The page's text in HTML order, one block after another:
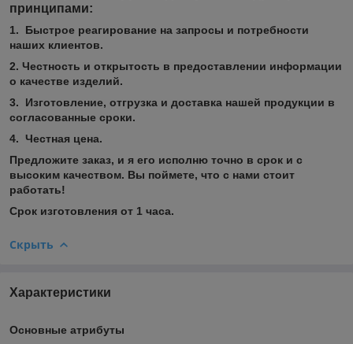
принципами:
1. Быстрое реагирование на запросы и потребности
наших клиентов.
2. Честность и открытость в предоставлении информации
о качестве изделий.
3. Изготовление, отгрузка и доставка нашей продукции в
согласованные сроки.
4. Честная цена.
Предложите заказ, и я его исполню точно в срок и с
высоким качеством. Вы поймете, что с нами стоит
работать!
Срок изготовления от 1 часа.
Скрыть
Характеристики
Основные атрибуты